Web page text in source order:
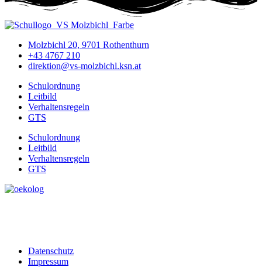
Molzbichl 20, 9701 Rothenthurn
+43 4767 210
direktion@vs-molzbichl.ksn.at
Schulordnung
Leitbild
Verhaltensregeln
GTS
Schulordnung
Leitbild
Verhaltensregeln
GTS
Datenschutz
Impressum